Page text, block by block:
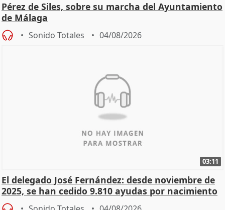
Pérez de Siles, sobre su marcha del Ayuntamiento
de Málaga
Sonido Totales 04/08/2026
03:11
El delegado José Fernández: desde noviembre de
2025, se han cedido 9.810 ayudas por nacimiento